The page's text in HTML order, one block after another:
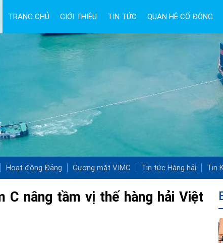
TRANG CHỦ GIỚI THIỆU TIN TỨC QUAN HỆ CỔ ĐÔNG
Hoạt động Đảng Gương mặt VIMC Tin tức Hàng hải Tin
C nâng tầm vị thế hàng hải Việt